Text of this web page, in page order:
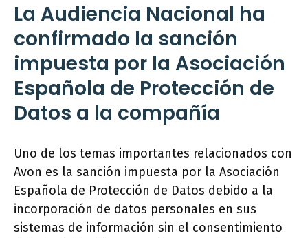
La Audiencia Nacional ha
confirmado la sanción
impuesta por la Asociación
Española de Protección de
Datos a la compañía
Uno de los temas importantes relacionados con
Avon es la sanción impuesta por la Asociación
Española de Protección de Datos debido a la
incorporación de datos personales en sus
sistemas de información sin el consentimiento